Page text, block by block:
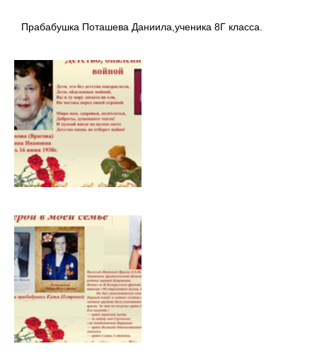
Прабабушка Поташева Даниила,ученика 8Г класса.